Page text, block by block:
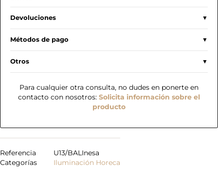
Devoluciones
Métodos de pago
Otros
Para cualquier otra consulta, no dudes en ponerte en
contacto con nosotros: Solicita información sobre el
producto
Referencia
U13/BALInesa
Categorías
Iluminación Horeca